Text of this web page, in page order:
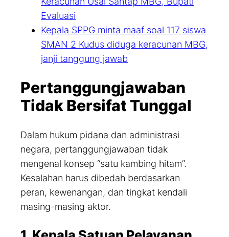
Evaluasi
Kepala SPPG minta maaf soal 117 siswa
SMAN 2 Kudus diduga keracunan MBG,
janji tanggung jawab
Pertanggungjawaban
Tidak Bersifat Tunggal
Dalam hukum pidana dan administrasi
negara, pertanggungjawaban tidak
mengenal konsep “satu kambing hitam”.
Kesalahan harus dibedah berdasarkan
peran, kewenangan, dan tingkat kendali
masing-masing aktor.